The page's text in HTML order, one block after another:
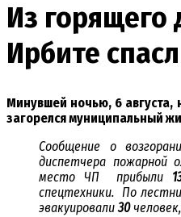
Из горящего
Ирбите
Минувшей ночью, 6 августа,
загорелся муниципальный
Сообщение о
диспетчера пожарной
место ЧП прибыли
спецтехники. По
эвакуировали30